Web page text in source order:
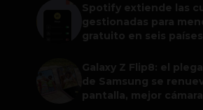
Spotify extiende las
gestionadas para
gratuito en seis países
Galaxy Z Flip8: el
de Samsung se
pantalla, mejor